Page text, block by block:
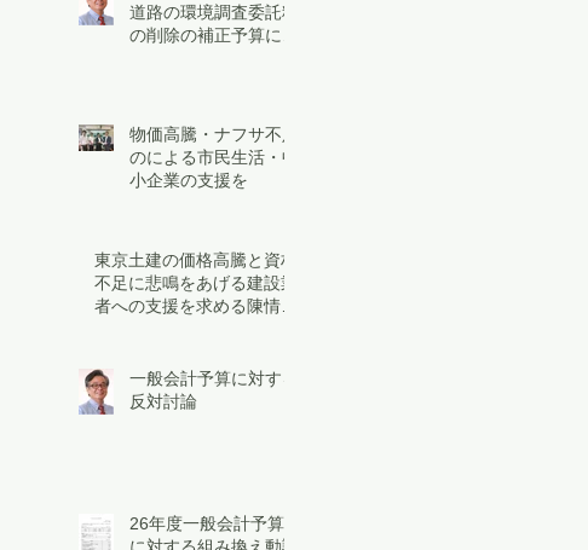
道路の環境調査委託料
の削除の補正予算に反
物価高騰・ナフサ不足
のによる市民生活・中
小企業の支援を
東京土建の価格高騰と資材
不足に悲鳴をあげる建設業
者への支援を求める陳情は
一般会計予算に対する
反対討論
26年度一般会計予算
に対する組み換え動議